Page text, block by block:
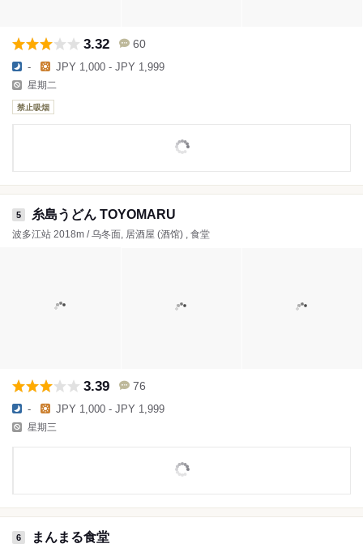
3.32 60
- JPY 1,000 - JPY 1,999
星期二
禁止吸烟
5 糸島うどん TOYOMARU
波多江站 2018m / 乌冬面, 居酒屋 (酒馆) , 食堂
3.39 76
- JPY 1,000 - JPY 1,999
星期三
6 まんまる食堂